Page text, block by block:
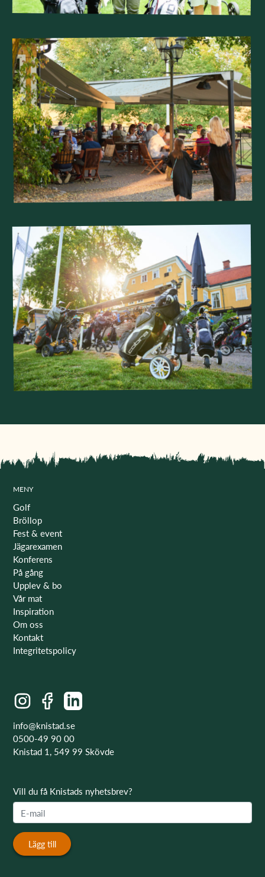
MENY
Golf
Bröllop
Fest & event
Jägarexamen
Konferens
På gång
Upplev & bo
Vår mat
Inspiration
Om oss
Kontakt
Integritetspolicy
info@knistad.se
0500-49 90 00
Knistad 1, 549 99 Skövde
Vill du få Knistads nyhetsbrev?
Lägg till